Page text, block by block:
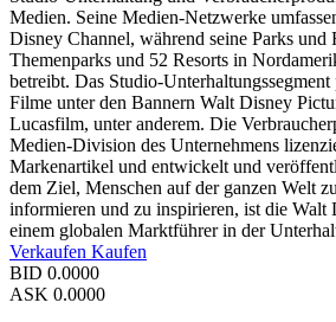
Medien. Seine Medien-Netzwerke
Disney Channel, während seine Parks und
Themenparks und 52 Resorts in
betreibt. Das Studio-
Filme unter den Bannern Walt Disney
Lucasfilm, unter anderem. Die
Medien-Division des Unternehmens
Markenartikel und entwickelt und
dem Ziel, Menschen auf der ganzen Welt
informieren und zu inspirieren, ist die Walt
einem globalen Marktführer in der
Verkaufen Kaufen
BID 0.0000
ASK 0.0000